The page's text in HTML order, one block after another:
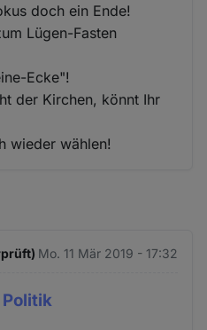
doch ein Ende!
Lügen-Fasten
Ecke"!
der Kirchen, könnt Ihr
wieder wählen!
Mo. 11 Mär 2019 - 17:32
Politik